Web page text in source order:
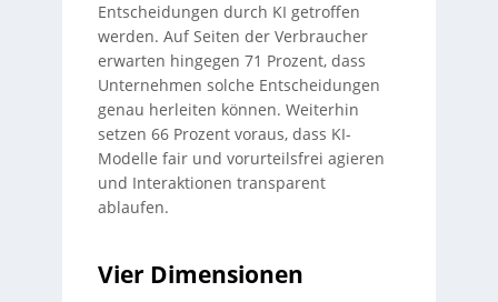
Entscheidungen durch KI getroffen
werden. Auf Seiten der Verbraucher
erwarten hingegen 71 Prozent, dass
Unternehmen solche Entscheidungen
genau herleiten können. Weiterhin
setzen 66 Prozent voraus, dass KI-
Modelle fair und vorurteilsfrei agieren
und Interaktionen transparent
ablaufen.
Vier Dimensionen